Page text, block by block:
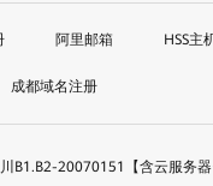
阿里邮箱 HSS主
成都域名注册
B1.B2-20070151【含云服务